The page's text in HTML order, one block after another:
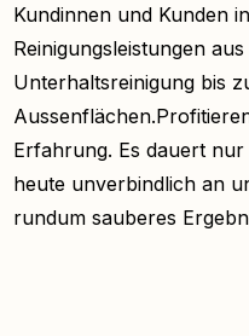
Kundinnen und Kunden
Reinigungsleistungen
Unterhaltsreinigung bis
Erfahrung. Es dauert
heute unverbindlich an
rundum sauberes